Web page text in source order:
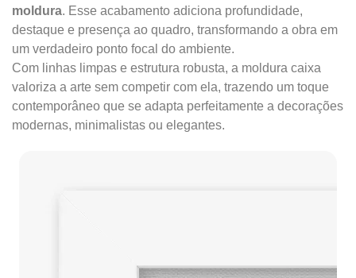
moldura. Esse acabamento adiciona profundidade,
destaque e presença ao quadro, transformando a obra em
um verdadeiro ponto focal do ambiente.
Com linhas limpas e estrutura robusta, a moldura caixa
valoriza a arte sem competir com ela, trazendo um toque
contemporâneo que se adapta perfeitamente a decorações
modernas, minimalistas ou elegantes.